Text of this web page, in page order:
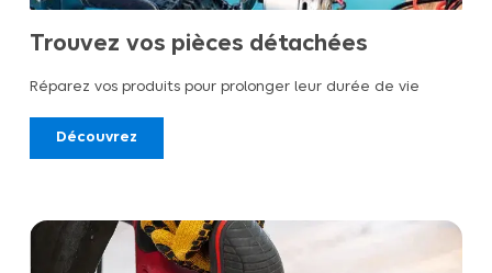
Trouvez vos pièces détachées
Réparez vos produits pour prolonger leur durée de vie
Découvrez